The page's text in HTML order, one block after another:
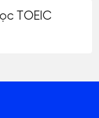
TOEIC